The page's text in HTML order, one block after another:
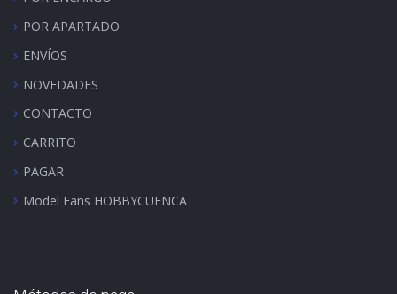
POR APARTADO
ENVÍOS
NOVEDADES
CONTACTO
CARRITO
PAGAR
Model Fans HOBBYCUENCA